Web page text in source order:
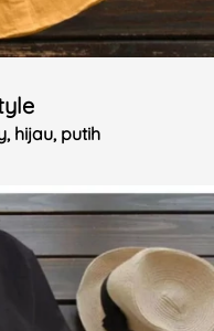
hijau, putih